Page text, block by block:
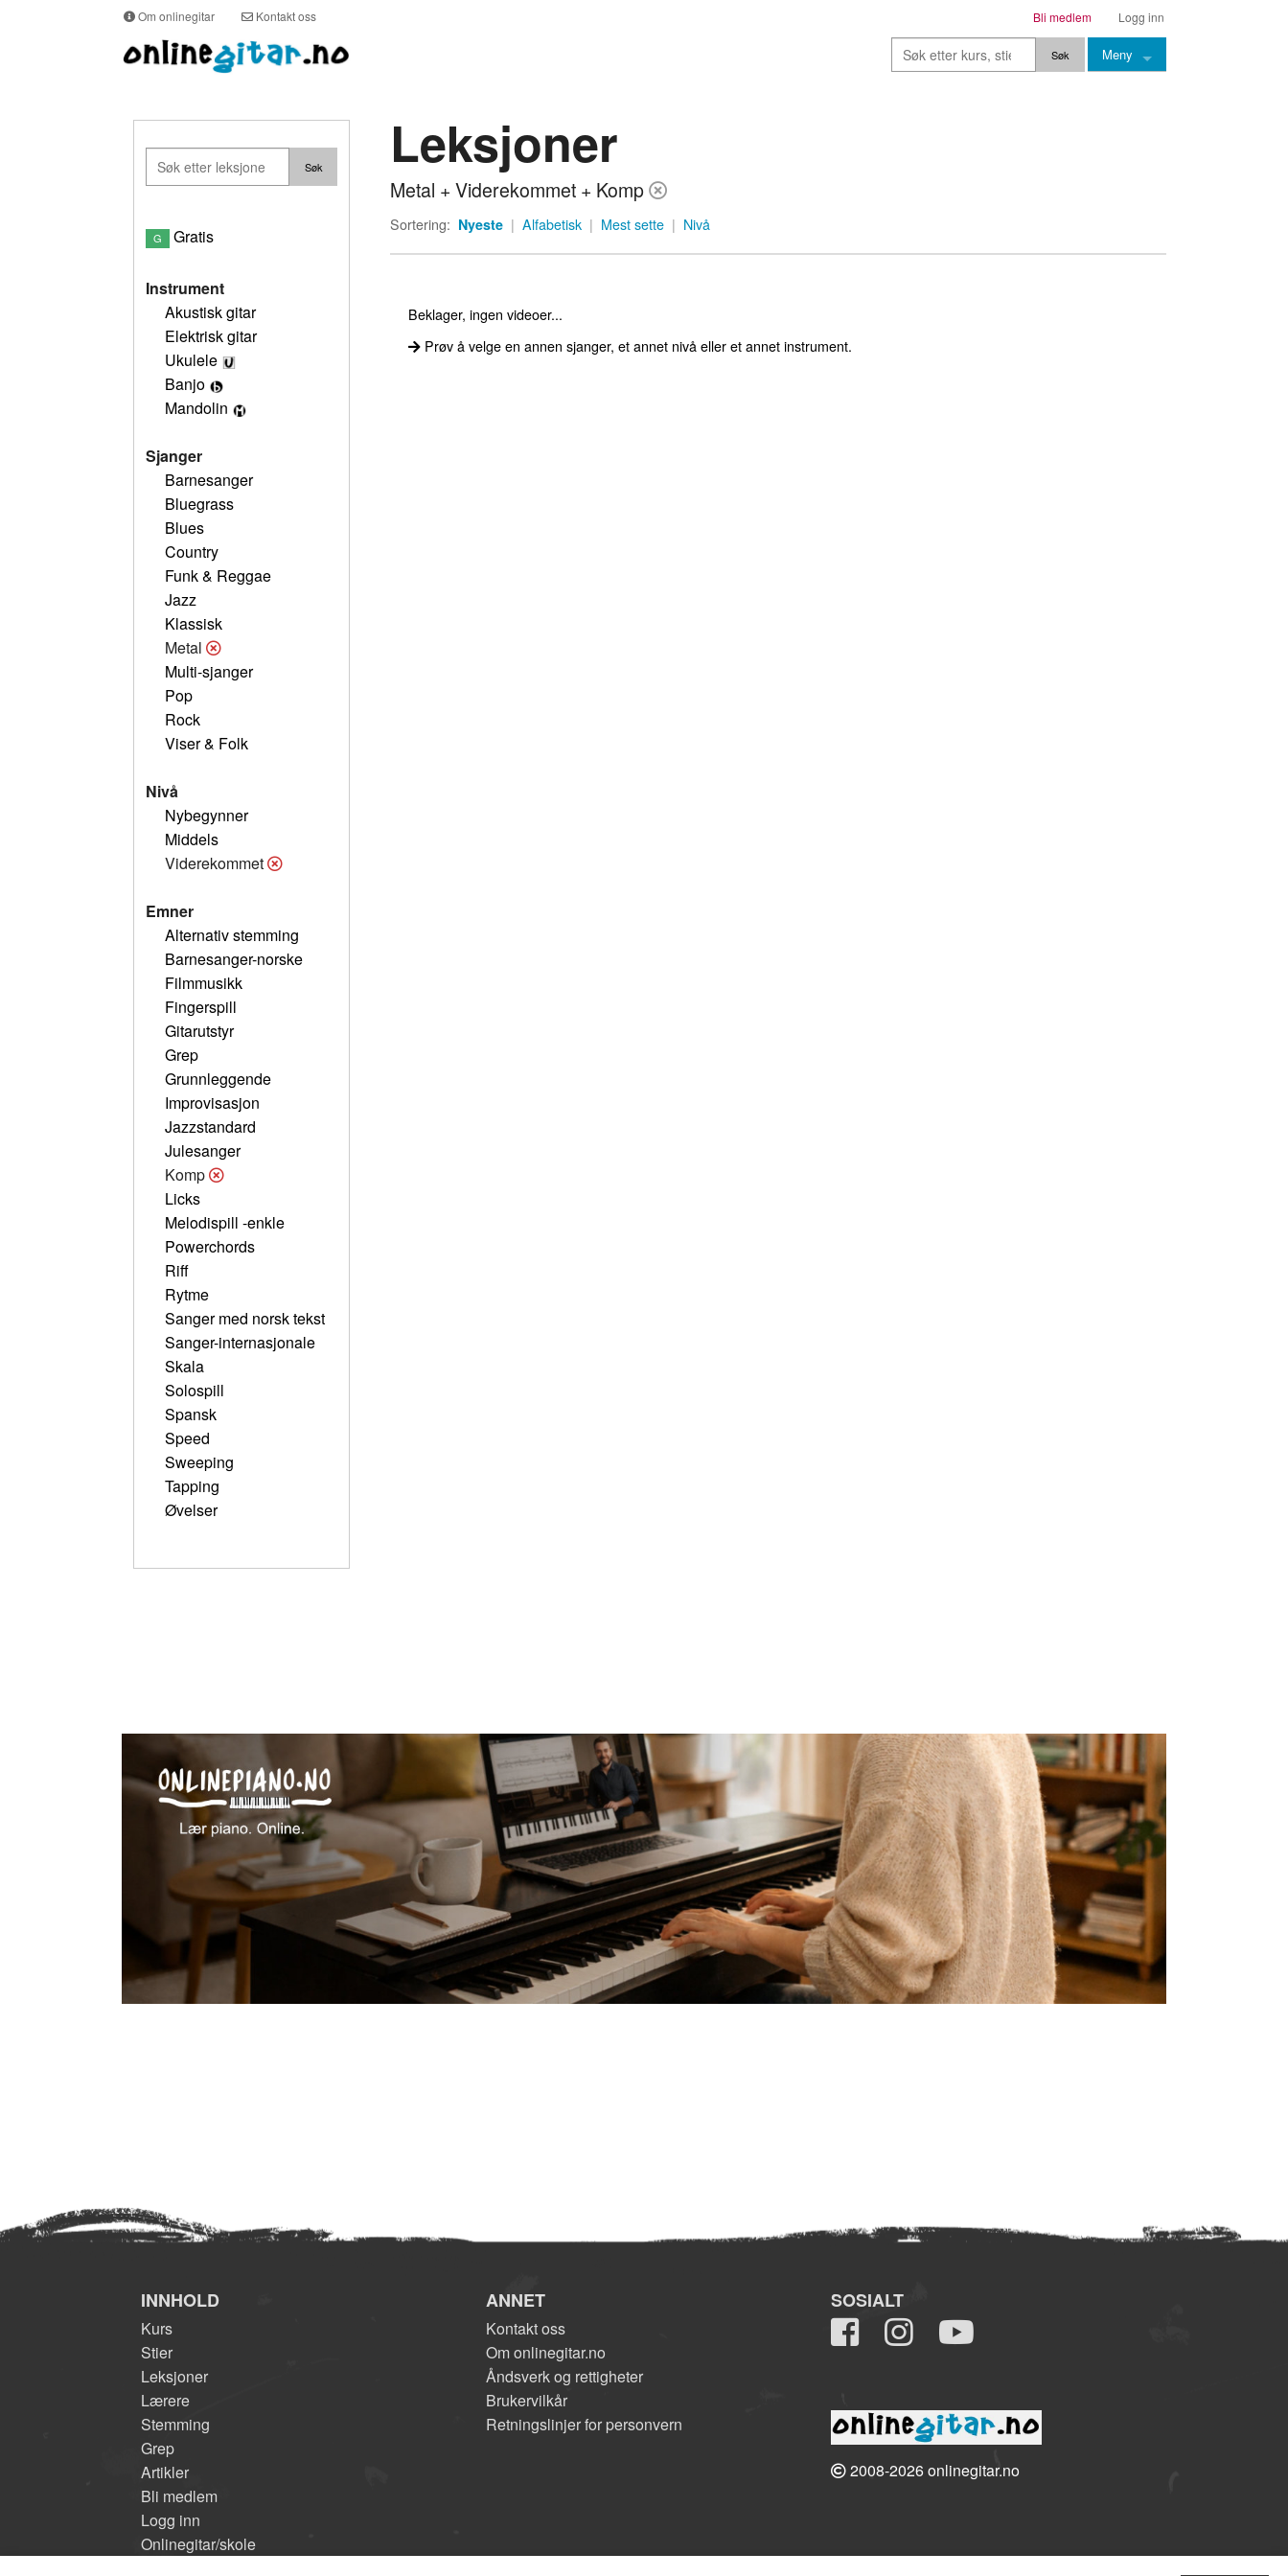
Om onlinegitar Kontakt oss Logg inn
Bli medlem
Meny
Stemming
G Gratis
Instrument
Akustisk gitar
Elektrisk gitar
Ukulele
Banjo
Mandolin
Sjanger
Barnesanger
Bluegrass
Blues
Country
Funk & Reggae
Jazz
Klassisk
Metal
Multi-sjanger
Pop
Rock
Viser & Folk
Nivå
Nybegynner
Middels
Viderekommet
Emner
Alternativ stemming
Barnesanger-norske
Filmmusikk
Fingerspill
Gitarutstyr
Grep
Grunnleggende
Improvisasjon
Jazzstandard
Julesanger
Komp
Licks
Melodispill -enkle
Powerchords
Riff
Rytme
Sanger med norsk tekst
Sanger-internasjonale
Skala
Solospill
Spansk
Speed
Sweeping
Tapping
Øvelser
Leksjoner
Metal + Viderekommet + Komp
Sortering: Nyeste | Alfabetisk | Mest sette | Nivå
Beklager, ingen videoer...
Prøv å velge en annen sjanger, et annet nivå eller et annet instrument.
INNHOLD
Kurs
Stier
Leksjoner
Lærere
Stemming
Grep
Artikler
Bli medlem
Logg inn
Onlinegitar/skole
ANNET
Kontakt oss
Om onlinegitar.no
Åndsverk og rettigheter
Brukervilkår
Retningslinjer for personvern
SOSIALT
2008-2026 onlinegitar.no